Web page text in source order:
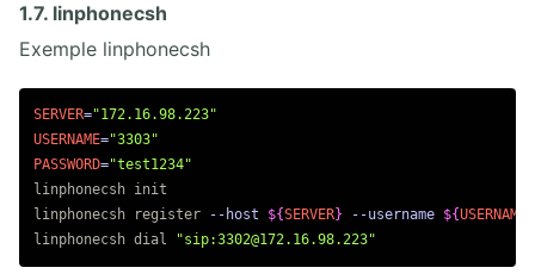
1.7. linphonecsh
Exemple linphonecsh
SERVER="172.16.98.223"
USERNAME="3303"
PASSWORD="test1234"
linphonecsh init
linphonecsh register
--host ${SERVER} --username ${USERNAME
linphonecsh dial
"sip:3302@172.16.98.223"